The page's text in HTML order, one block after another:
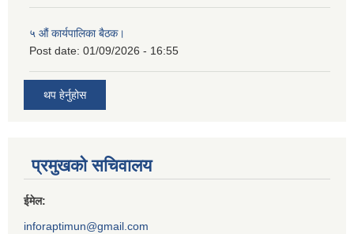
५ औं कार्यपालिका बैठक।
Post date: 01/09/2026 - 16:55
थप हेर्नुहोस
प्रमुखको सचिवालय
ईमेल:
inforaptimun@gmail.com